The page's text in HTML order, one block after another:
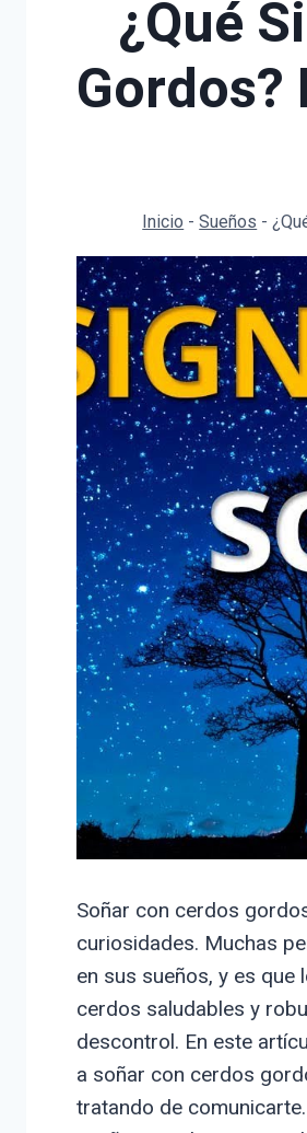
¿Qué
Inicio -Sueños -
Soñar con cerdos
curiosidades. Muchas
en sus sueños, y es que
cerdos saludables y
descontrol. En este
a soñar con cerdos
tratando de